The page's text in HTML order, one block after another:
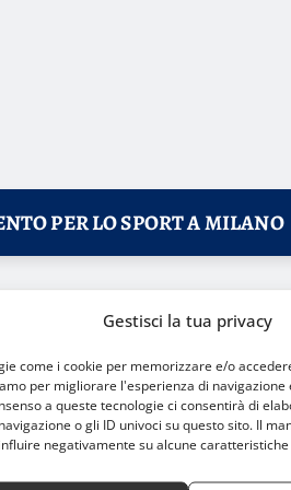
Gestisci la tua privacy
come i cookie per memorizzare e/o
per migliorare l'esperienza di
a queste tecnologie ci consentirà di
o gli ID univoci su questo sito. Il
negativamente su alcune
PER LO SPORT A MILANO